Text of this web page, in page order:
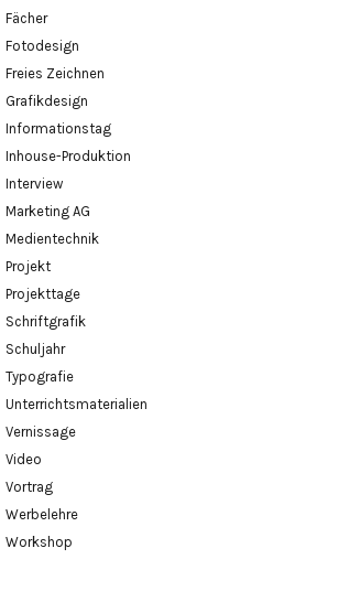
Fächer
Fotodesign
Freies Zeichnen
Grafikdesign
Informationstag
Inhouse-Produktion
Interview
Marketing AG
Medientechnik
Projekt
Projekttage
Schriftgrafik
Schuljahr
Typografie
Unterrichtsmaterialien
Vernissage
Video
Vortrag
Werbelehre
Workshop